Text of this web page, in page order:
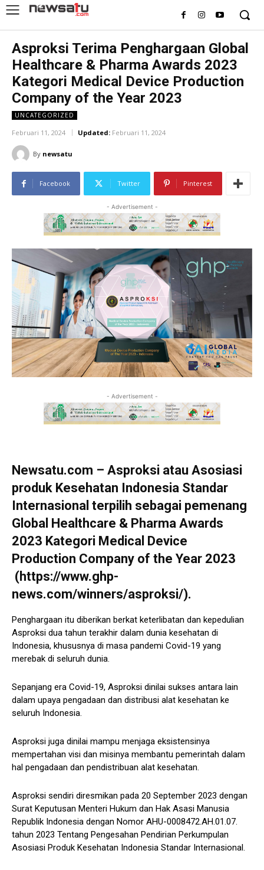
Asproksi Terima Penghargaan Global
Healthcare & Pharma Awards 2023
Kategori Medical Device Production
Company of the Year 2023
UNCATEGORIZED
Februari 11, 2024 Updated: Februari 11, 2024
By newsatu
Facebook Twitter Pinterest
- Advertisement -
- Advertisement -
Newsatu.com – Asproksi atau Asosiasi
produk Kesehatan Indonesia Standar
Internasional terpilih sebagai pemenang
Global Healthcare & Pharma Awards
2023 Kategori Medical Device
Production Company of the Year 2023
(https://www.ghp-
news.com/winners/asproksi/).
Penghargaan itu diberikan berkat keterlibatan dan kepedulian
Asproksi dua tahun terakhir dalam dunia kesehatan di
Indonesia, khususnya di masa pandemi Covid-19 yang
merebak di seluruh dunia.
Sepanjang era Covid-19, Asproksi dinilai sukses antara lain
dalam upaya pengadaan dan distribusi alat kesehatan ke
seluruh Indonesia.
Asproksi juga dinilai mampu menjaga eksistensinya
mempertahan visi dan misinya membantu pemerintah dalam
hal pengadaan dan pendistribuan alat kesehatan.
Asproksi sendiri diresmikan pada 20 September 2023 dengan
Surat Keputusan Menteri Hukum dan Hak Asasi Manusia
Republik Indonesia dengan Nomor AHU-0008472.AH.01.07.
tahun 2023 Tentang Pengesahan Pendirian Perkumpulan
Asosiasi Produk Kesehatan Indonesia Standar Internasional.